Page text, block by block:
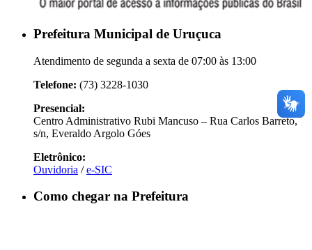
Prefeitura Municipal de Uruçuca
Atendimento de segunda a sexta de 07:00 às 13:00
Telefone: (73) 3228-1030
Presencial:
Centro Administrativo Rubi Mancuso – Rua Carlos Barreto,
s/n, Everaldo Argolo Góes
Eletrônico:
Ouvidoria /e-SIC
Como chegar na Prefeitura